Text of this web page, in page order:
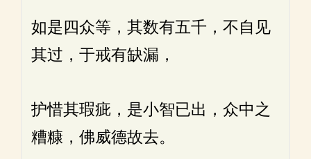
如是四众等，其数有五千，不自见
其过，于戒有缺漏，
护惜其瑕疵，是小智已出，众中之
糟糠，佛威德故去。